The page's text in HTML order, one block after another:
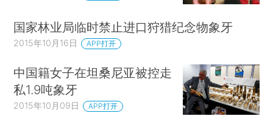
国家林业局临时禁止进口狩猎纪念物象牙
2015年10月16日 APP打开
中国籍女子在坦桑尼亚被控走
私1.9吨象牙
2015年10月09日 APP打开